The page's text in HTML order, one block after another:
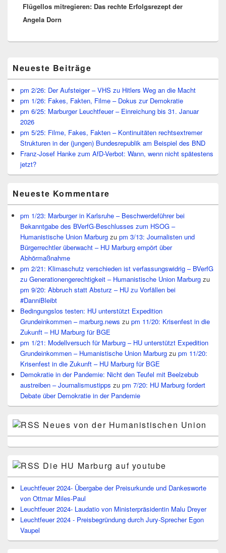
Beitrag:
Flügellos mitregieren: Das rechte Erfolgsrezept der
Angela Dorn
Seitenleisten
Widget-
Bereich
Neueste Beiträge
pm 2/26: Der Aufsteiger – VHS zu Hitlers Weg an die Macht
pm 1/26: Fakes, Fakten, Filme – Dokus zur Demokratie
pm 6/25: Marburger Leuchtfeuer – Einreichung bis 31. Januar
2026
pm 5/25: Filme, Fakes, Fakten – Kontinuitäten rechtsextremer
Strukturen in der (jungen) Bundesrepublik am Beispiel des BND
Franz-Josef Hanke zum AfD-Verbot: Wann, wenn nicht spätestens
jetzt?
Neueste Kommentare
pm 1/23: Marburger in Karlsruhe – Beschwerdeführer bei
Bekanntgabe des BVerfG-Beschlusses zum HSOG –
Humanistische Union Marburg zu pm 3/13: Journalisten und
Bürgerrechtler überwacht – HU Marburg empört über
Abhörmaßnahme
pm 2/21: Klimaschutz verschieden ist verfassungswidrig – BVerfG
zu Generationengerechtigkeit – Humanistische Union Marburg zu
pm 9/20: Abbruch statt Absturz – HU zu Vorfällen bei
#DanniBleibt
Bedingungslos testen: HU unterstützt Expedition
Grundeinkommen – marburg.news zu pm 11/20: Krisenfest in die
Zukunft – HU Marburg für BGE
pm 1/21: Modellversuch für Marburg – HU unterstützt Expedition
Grundeinkommen – Humanistische Union Marburg zu pm 11/20:
Krisenfest in die Zukunft – HU Marburg für BGE
Demokratie in der Pandemie: Nicht den Teufel mit Beelzebub
austreiben – Journalismustipps zu pm 7/20: HU Marburg fordert
Debate über Demokratie in der Pandemie
Neues von der Humanistischen Union
Die HU Marburg auf youtube
Leuchtfeuer 2024- Übergabe der Preisurkunde und Dankesworte
von Ottmar Miles-Paul
Leuchtfeuer 2024- Laudatio von Ministerpräsidentin Malu Dreyer
Leuchtfeuer 2024 - Preisbegründung durch Jury-Sprecher Egon
Vaupel